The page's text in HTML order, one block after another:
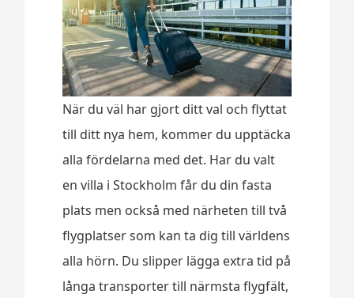
När du väl har gjort ditt val och flyttat
till ditt nya hem, kommer du upptäcka
alla fördelarna med det. Har du valt
en villa i Stockholm får du din fasta
plats men också med närheten till två
flygplatser som kan ta dig till världens
alla hörn. Du slipper lägga extra tid på
långa transporter till närmsta flygfält,